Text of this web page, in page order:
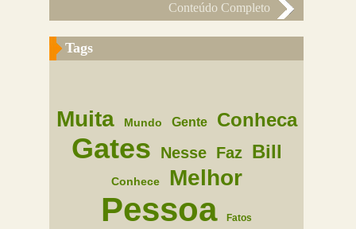
Conteúdo Completo
Tags
Muita Mundo Gente Conheca
Gates Nesse Faz Bill
Conhece Melhor
Pessoa Fatos